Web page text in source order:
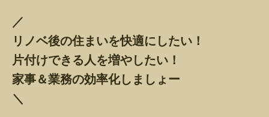
／
リノベ後の住まいを快適にしたい！
片付けできる人を増やしたい！
家事＆業務の効率化しましょー
＼